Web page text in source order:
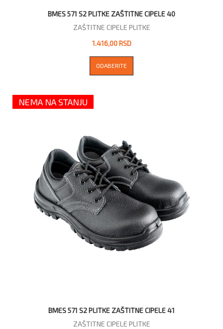
BMES 571 S2 PLITKE ZAŠTITNE CIPELE 40
ZAŠTITNE CIPELE PLITKE
1.416,00 RSD
ODABERITE
NEMA NA STANJU
BMES 571 S2 PLITKE ZAŠTITNE CIPELE 41
ZAŠTITNE CIPELE PLITKE